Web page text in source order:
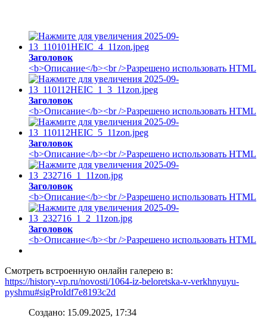
Заголовок
<b>Описание</b><br />Разрешено использовать HTML
Заголовок
<b>Описание</b><br />Разрешено использовать HTML
Заголовок
<b>Описание</b><br />Разрешено использовать HTML
Заголовок
<b>Описание</b><br />Разрешено использовать HTML
Заголовок
<b>Описание</b><br />Разрешено использовать HTML
Смотреть встроенную онлайн галерею в:
https://history-vp.ru/novosti/1064-iz-beloretska-v-verkhnyuyu-
pyshmu#sigProIdf7e8193c2d
Создано: 15.09.2025, 17:34